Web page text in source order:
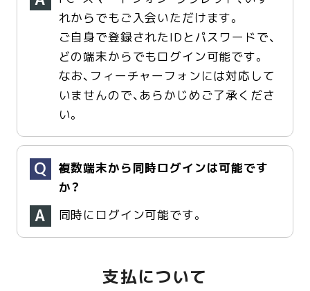
れからでもご入会いただけます。
ご自身で登録されたIDとパスワードで、
どの端末からでもログイン可能です。
なお、フィーチャーフォンには対応して
いませんので、あらかじめご了承くださ
い。
複数端末から同時ログインは可能です
か？
同時にログイン可能です。
支払について